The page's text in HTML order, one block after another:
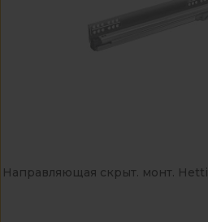
Направляющая скрыт. монт.